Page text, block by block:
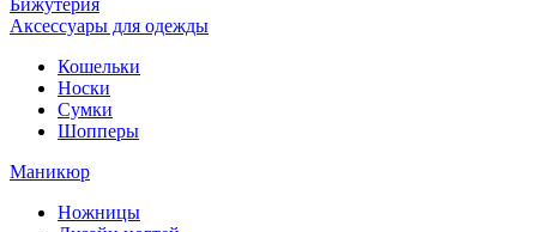
Бижутерия
Аксессуары для одежды
Кошельки
Носки
Сумки
Шопперы
Маникюр
Ножницы